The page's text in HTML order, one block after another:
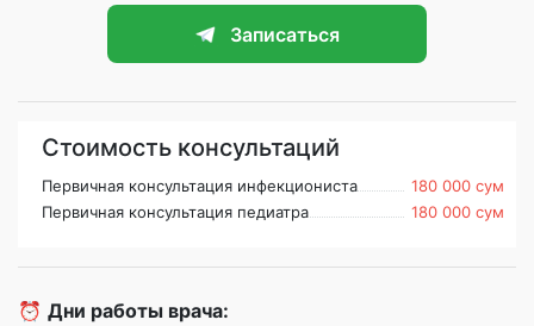
Записаться
Стоимость консультаций
Первичная консультация инфекциониста
180 000 сум
Первичная консультация педиатра
180 000 сум
⏰ Дни работы врача: